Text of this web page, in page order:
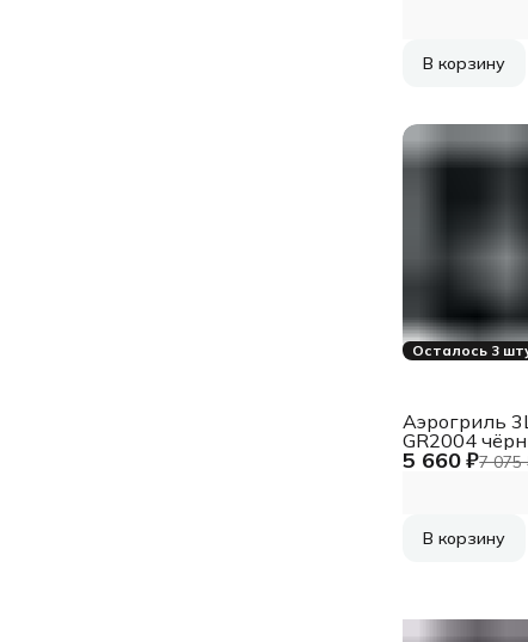
В корзину
Осталось 3
5 660 ₽7 075
Аэрогриль
GR2004
В корзину